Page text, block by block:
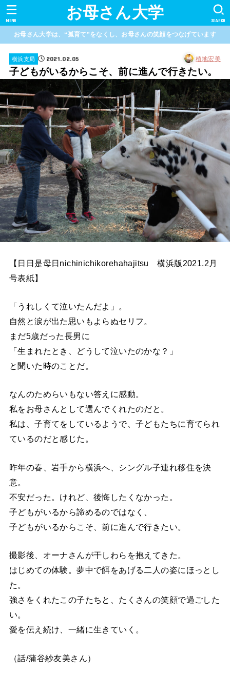
お母さん大学 SEARCH
MENU
お母さん大学は、“孤育て”をなくし、お母さんの笑顔をつなげています
横浜支局 2021.02.05 植地宏美
子どもがいるからこそ、前に進んで行きたい。
【日日是母日nichinichikorehahajitsu 横浜版2021.2月
号表紙】
「うれしくて泣いたんだよ」。
自然と涙が出た思いもよらぬセリフ。
まだ5歳だった長男に
「生まれたとき、どうして泣いたのかな？」
と聞いた時のことだ。
なんのためらいもない答えに感動。
私をお母さんとして選んでくれたのだと。
私は、子育てをしているようで、子どもたちに育てられ
ているのだと感じた。
昨年の春、岩手から横浜へ、シングル子連れ移住を決
意。
不安だった。けれど、後悔したくなかった。
子どもがいるから諦めるのではなく、
子どもがいるからこそ、前に進んで行きたい。
撮影後、オーナさんが干しわらを抱えてきた。
はじめての体験。夢中で餌をあげる二人の姿にほっとし
た。
強さをくれたこの子たちと、たくさんの笑顔で過ごした
い。
愛を伝え続け、一緒に生きていく。
（話/蒲谷紗友美さん）